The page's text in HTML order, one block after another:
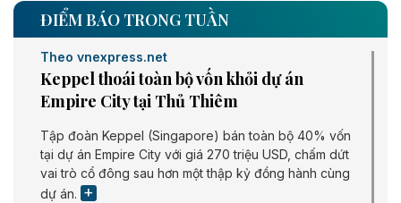
ĐIỂM BÁO TRONG TUẦN
Theo vnexpress.net
Keppel thoái toàn bộ vốn khỏi dự án
Empire City tại Thủ Thiêm
Tập đoàn Keppel (Singapore) bán toàn bộ 40% vốn
tại dự án Empire City với giá 270 triệu USD, chấm dứt
vai trò cổ đông sau hơn một thập kỷ đồng hành cùng
dự án.